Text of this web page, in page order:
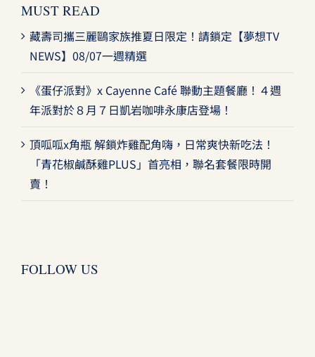
MUST READ
藏壽司攜三麗鷗家族推夏日限定！請鎖定【夢想TV
NEWS】08/07一週精選
《蛋仔派對》x Cayenne Café 聯動主題餐廳！４週
年派對於８月７日凱岩咖啡永康店登場！
頂呱呱x角瓶 解鎖炸雞配角嗨，日常爽快新吃法！
「青花椒鹹酥雞PLUS」首亮相，聯名套餐限時開
賣！
FOLLOW US